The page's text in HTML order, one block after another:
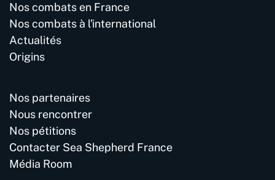
Nos combats en France
Nos combats à l'international
Actualités
Origins
Nos partenaires
Nous rencontrer
Nos pétitions
Contacter Sea Shepherd France
Média Room